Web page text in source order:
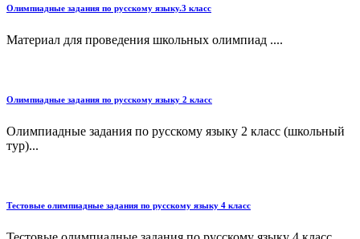
Олимпиадные задания по русскому языку.3 класс
Материал для проведения школьных олимпиад ....
Олимпиадные задания по русскому языку 2 класс
Олимпиадные задания по русскому языку 2 класс (школьный
тур)...
Тестовые олимпиадные задания по русскому языку 4 класс